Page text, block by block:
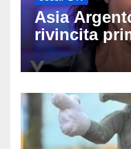
Asia
rivincita
carriera: